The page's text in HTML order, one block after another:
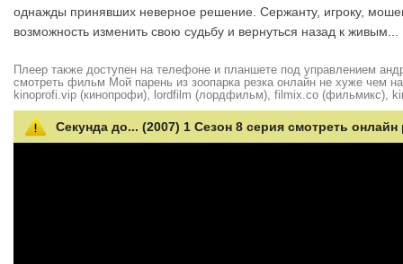
однажды принявших неверное решение. Сержанту, игроку,
возможность изменить свою судьбу и вернуться назад к живым...
Плеер также доступен на телефоне и планшете под управлением
смотреть фильм Мой парень из зоопарка резка онлайн не хуже чем
kinoprofi.vip (кинопрофи), lordfilm (лордфильм), filmix.co (фильмикс),
Секунда до... (2007) 1 Сезон 8 серия смотреть онлайн